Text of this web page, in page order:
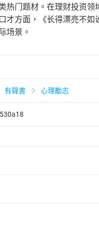
门题材。在理财投资
才方面，《长得漂亮不
场景。
有聲書 心理勵志
解除權合理例外情事適用